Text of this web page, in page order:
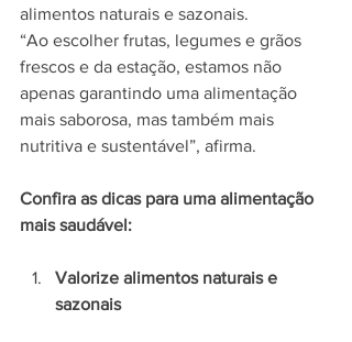
alimentos naturais e sazonais.
“Ao escolher frutas, legumes e grãos
frescos e da estação, estamos não
apenas garantindo uma alimentação
mais saborosa, mas também mais
nutritiva e sustentável”, afirma.
Confira as dicas para uma alimentação
mais saudável:
Valorize alimentos naturais e
sazonais